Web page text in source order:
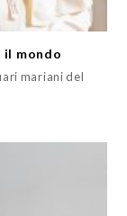
il mondo
mariani del